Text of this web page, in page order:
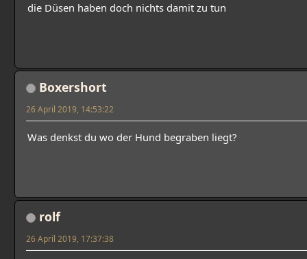
die Düsen haben doch nichts damit zu tun
Boxershort
26 April 2019, 14:53:22
Was denkst du wo der Hund begraben liegt?
rolf
26 April 2019, 17:37:38